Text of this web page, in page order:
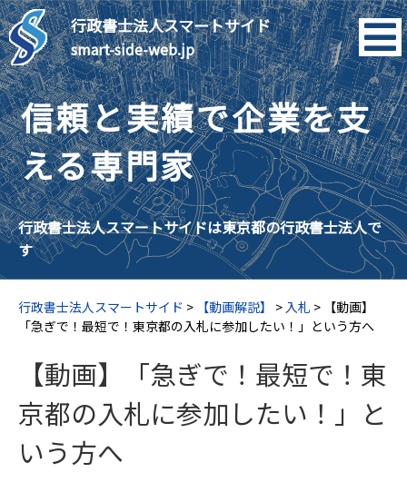
行政書士法人スマートサイド
smart-side-web.jp
信頼と実績で企業を支
える専門家
行政書士法人スマートサイドは東京都の行政書士法人で
す
行政書士法人スマートサイド > 【動画解説】 >入札 > 【動画】
「急ぎで！最短で！東京都の入札に参加したい！」という方へ
【動画】「急ぎで！最短で！東
京都の入札に参加したい！」と
いう方へ